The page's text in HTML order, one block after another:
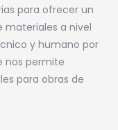
para ofrecer un
materiales a nivel
y humano por
nos permite
para obras de